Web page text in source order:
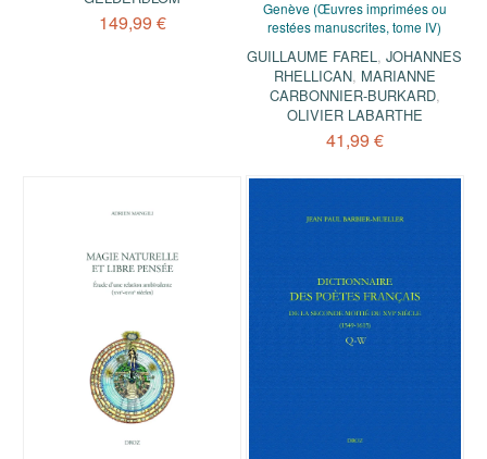
149,99 €
Genève (Œuvres imprimées ou
restées manuscrites, tome IV)
GUILLAUME FAREL,JOHANNES
RHELLICAN, MARIANNE
CARBONNIER-BURKARD,
OLIVIER LABARTHE
41,99 €